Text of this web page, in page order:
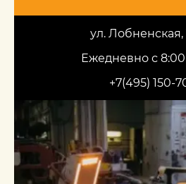
ул. Лобненская,
Ежедневно с 8:00
+7(495) 150-